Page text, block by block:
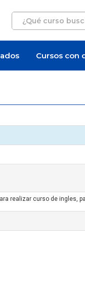
Cursos con
realizar curso de ingles,